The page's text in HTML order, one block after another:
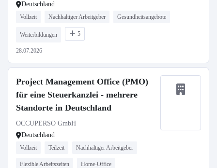
Deutschland
Vollzeit Nachhaltiger Arbeitgeber Gesundheitsangebote
Weiterbildungen 5
28.07.2026
Project Management Office (PMO)
für eine Steuerkanzlei - mehrere
Standorte in Deutschland
OCCUPERSO GmbH
Deutschland
Vollzeit Teilzeit Nachhaltiger Arbeitgeber
Flexible Arbeitszeiten Home-Office